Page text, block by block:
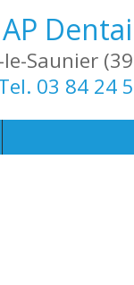
AP
Saunier
03 84 24